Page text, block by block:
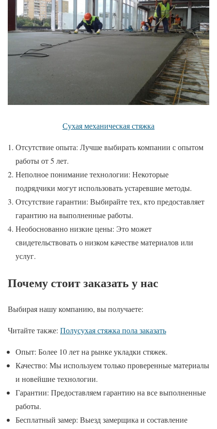
Сухая механическая стяжка
Отсутствие опыта: Лучше выбирать компании с опытом
работы от 5 лет.
Неполное понимание технологии: Некоторые
подрядчики могут использовать устаревшие методы.
Отсутствие гарантии: Выбирайте тех, кто предоставляет
гарантию на выполненные работы.
Необоснованно низкие цены: Это может
свидетельствовать о низком качестве материалов или
услуг.
Почему стоит заказать у нас
Выбирая нашу компанию, вы получаете:
Читайте также: Полусухая стяжка пола заказать
Опыт: Более 10 лет на рынке укладки стяжек.
Качество: Мы используем только проверенные материалы
и новейшие технологии.
Гарантии: Предоставляем гарантию на все выполненные
работы.
Бесплатный замер: Выезд замерщика и составление